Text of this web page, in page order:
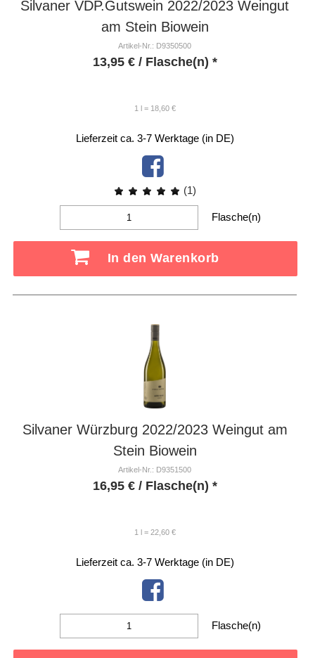
Silvaner VDP.Gutswein 2022/2023 Weingut
am Stein Biowein
Artikel-Nr.: D9350500
13,95 €/ Flasche(n) *
1 l = 18,60 €
Lieferzeit ca. 3-7 Werktage (in DE)
(1)
Flasche(n)
In den Warenkorb
Silvaner Würzburg 2022/2023 Weingut am
Stein Biowein
Artikel-Nr.: D9351500
16,95 €/ Flasche(n) *
1 l = 22,60 €
Lieferzeit ca. 3-7 Werktage (in DE)
Flasche(n)